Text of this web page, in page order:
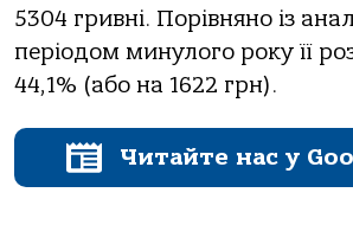
5304 гривні. Порівняно із
періодом минулого року її
44,1% (або на 1622 грн).
Читайте нас у